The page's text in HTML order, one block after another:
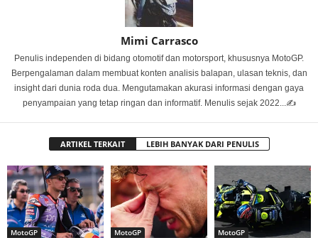
Mimi Carrasco
Penulis independen di bidang otomotif dan motorsport, khususnya MotoGP.
Berpengalaman dalam membuat konten analisis balapan, ulasan teknis, dan
insight dari dunia roda dua. Mengutamakan akurasi informasi dengan gaya
penyampaian yang tetap ringan dan informatif. Menulis sejak 2022...✍️
ARTIKEL TERKAIT LEBIH BANYAK DARI PENULIS
MotoGP MotoGP MotoGP